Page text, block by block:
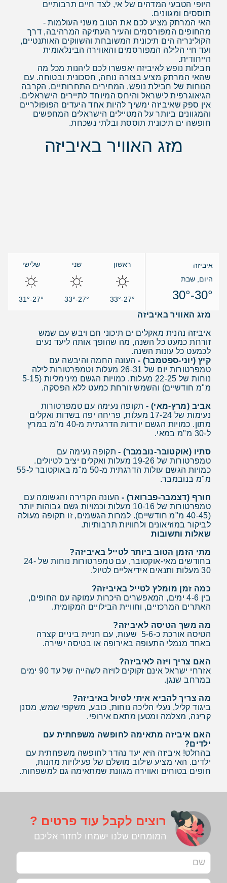
היופי הטבעי המדהים של אי, לצד חיים תרבותיים
תוססים ומגוונים.
האי המרתק מציע לכם את הטוב משני העולמות -
מהחופים המפורסמים והעיר העתיקה המרהיבה, דרך
הקולינריה הים תיכונית המשובחת והשווקים האותנטיים,
ועד חיי הלילה המפורסמים והאווירה הבינלאומית
הייחודית.
חבילות נופש לאיביזה יאפשרו לכם ליהנות מכל מה
שהאי המרתק מציע בצורה נוחה, חסכונית ובטוחה. עם
הנוחות של חבילת נופש, המחירים התחרותיים, הקרבה
הגיאוגרפית לישראל והיחס המיוחד לתיירים הישראלים,
אין ספק שאיביזה ימשיך להיות אחד היעדים הפופולריים
והמגוונים ביותר על המטיילים הישראלים המחפשים
חופשה ים תיכונית תוססת ובלתי נשכחת.
מזג האוויר באיביזה
איביזה
היום, שבת
30°-30°
ראשון
27°-33°
שני
27°-33°
שלישי
27°-31°
מזג האוויר באיביזה
איביזה נהנית מאקלים ים תיכוני חם ויבש עם שמש
זורחת כמעט כל השנה, מה שהופך אותה ליעד נעים
לכמעט כל עונות השנה.
קיץ (יוני-ספטמבר) - העונה החמה והיבשה עם
טמפרטורות יום של 26-31 מעלות וטמפרטורות לילה
נוחות של 22-25 מעלות. כמויות הגשם מינימליות (5-15
מ"מ חודשיים) והשמש זורחת כמעט ללא הפסקה.
אביב (מרץ-מאי) - תקופה נעימה עם טמפרטורות
נעימות של 17-24 מעלות, פריחה יפה בשדות ואקלים
מתון. כמויות הגשם יורדות הדרגתית מ-40 מ"מ במרץ
ל-30 מ"מ במאי.
סתיו (אוקטובר-נובמבר) -תקופה נעימה עם
טמפרטורות של 19-26 מעלות ואקלים יציב לטיולים.
כמויות הגשם עולות הדרגתית מ-50 מ"מ באוקטובר ל-55
מ"מ בנובמבר.
חורף (דצמבר-פברואר) -העונה הקרירה והגשומה עם
טמפרטורות של 10-16 מעלות וכמויות גשם גבוהות יותר
(40-45 מ"מ חודשיים). למרות הגשמים, זו תקופה מעולה
לביקור במוזיאונים ולחוויות תרבותיות.
שאלות ותשובות
מתי הזמן הטוב ביותר לטייל באיביזה?
בחודשים מאי-אוקטובר, עם טמפרטורות נוחות של 24-
30 מעלות ותנאים אידיאליים לטיול.
כמה זמן מומלץ לטייל באיביזה?
בין 4-6 ימים, המאפשרים היכרות עמוקה עם החופים,
האתרים המרכזיים, וחוויית הבילויים המקומית.
מה משך הטיסה לאיביזה?
הטיסה אורכת כ-5-6 שעות, עם חניית ביניים קצרה
באחד מנמלי התעופה באירופה או בטיסה ישירה.
האם צריך ויזה לאיביזה?
אזרחי ישראל אינם זקוקים לויזה לשהייה של עד 90 ימים
במרחב שנגן.
מה צריך להביא איתי לטיול באיביזה?
ביגוד קליל, נעלי הליכה נוחות, כובע, משקפי שמש, מסנן
קרינה, מצלמה ומטען מתאם אירופי.
האם איביזה מתאימה לחופשה משפחתית עם
ילדים?
בהחלט! איביזה היא יעד נהדר לחופשה משפחתית עם
ילדים. האי מציע שילוב מושלם של פעילויות מהנות,
חופים בטוחים ואווירה מגוונת שמתאימה גם למשפחות.
רוצים לקבל עוד פרטים ?
המומחים שלנו ישמחו לחזור אליכם